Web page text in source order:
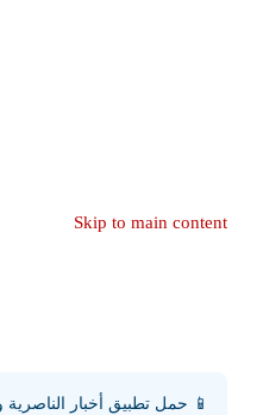
Skip to main content
📱 حمل تطبيق أخبار